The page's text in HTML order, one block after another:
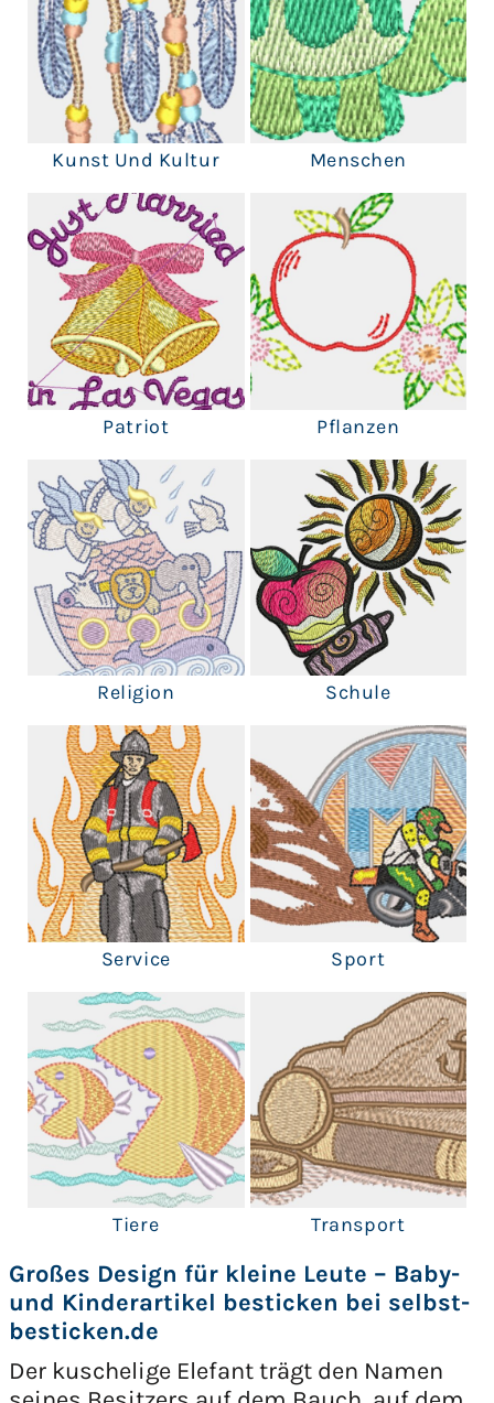
Kunst Und Kultur Menschen
Patriot Pflanzen
Religion Schule
Service Sport
Tiere Transport
Großes Design für kleine Leute – Baby-
und Kinderartikel besticken bei selbst-
besticken.de
Der kuschelige Elefant trägt den Namen